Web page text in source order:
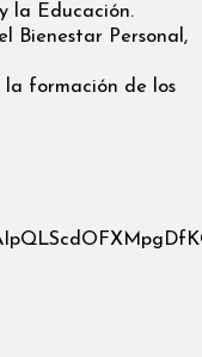
la Educación.
Bienestar Personal,
formación de los